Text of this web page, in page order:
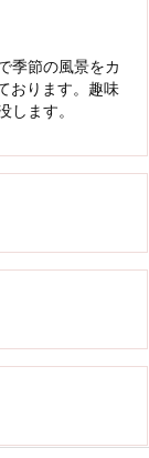
季節の風景をカ
おります。趣味
ます。